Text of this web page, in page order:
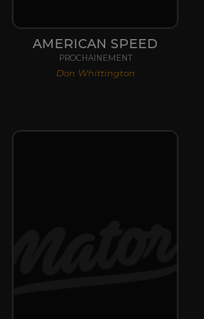
AMERICAN SPEED
PROCHAINEMENT
Don Whittington